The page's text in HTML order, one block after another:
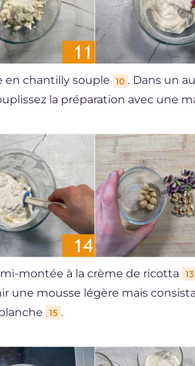
en chantilly souple 10 . Dans un
la préparation avec une
montée à la crème de ricotta 13
une mousse légère mais
15 .